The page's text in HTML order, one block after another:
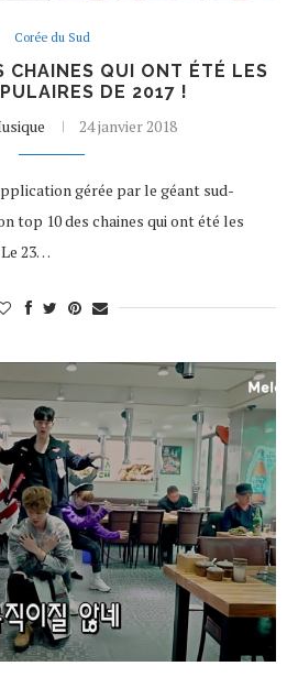
Corée du Sud
CHAINES QUI ONT ÉTÉ LES
DE 2017 !
24 janvier 2018
gérée par le géant sud-
top 10 des chaines qui ont été les
23…